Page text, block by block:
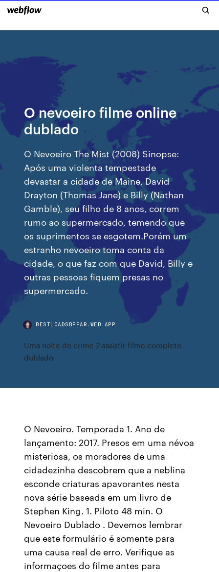
O nevoeiro filme online
dublado
O Nevoeiro The Mist (2008) Sinopse:
Após uma violenta tempestade
devastar a cidade de Maine, David
Drayton (Thomas Jane) e Billy (Nathan
Gamble), seu filho de 8 anos, correm
rumo ao supermercado, temendo que
os suprimentos se esgotem.Porém um
estranho nevoeiro toma conta da
cidade, o que faz com que David, Billy e
outras pessoas fiquem presas no
supermercado.
BESTLOADSBFFAR.WEB.APP
Uma noite de crime 2 assistir filme completo
dublado
O Nevoeiro. Temporada 1. Ano de
lançamento: 2017. Presos em uma névoa
misteriosa, os moradores de uma
cidadezinha descobrem que a neblina
esconde criaturas apavorantes nesta
nova série baseada em um livro de
Stephen King. 1. Piloto 48 min. O
Nevoeiro Dublado . Devemos lembrar
que este formulário é somente para
uma causa real de erro. Verifique as
informaçoes do filme antes para